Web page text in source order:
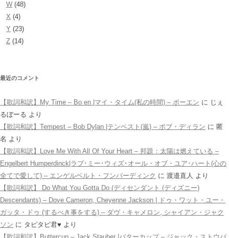
W (48)
X (4)
Y (23)
Z (14)
最近のコメント
【歌詞和訳】My Time – Bo en |マイ・タイム(私の時間) – ボーエン に じぇ
るぼーる より
【歌詞和訳】Tempest – Bob Dylan |テンペスト(嵐) – ボブ・ディラン に 匿
名 より
【歌詞和訳】Love Me With All Of Your Heart – 邦題：太陽は燃えている –
Engelbert Humperdinck|ラブ･ミー･ウィズ･オール・オブ・ユア･ハート(心の
全てで愛して) – エンゲルベルト・フンパーディンク に 渡邉直人 より
【歌詞和訳】 Do What You Gotta Do (ディセンダント (ディズニー)
Descendants) – Dove Cameron, Cheyenne Jackson | ドゥ・ワット・ユー・
ガッタ・ドゥ (するべき事をする) – ダヴ・キャメロン, シャイアン・ジャク
ソン に タピタピ君♥️ より